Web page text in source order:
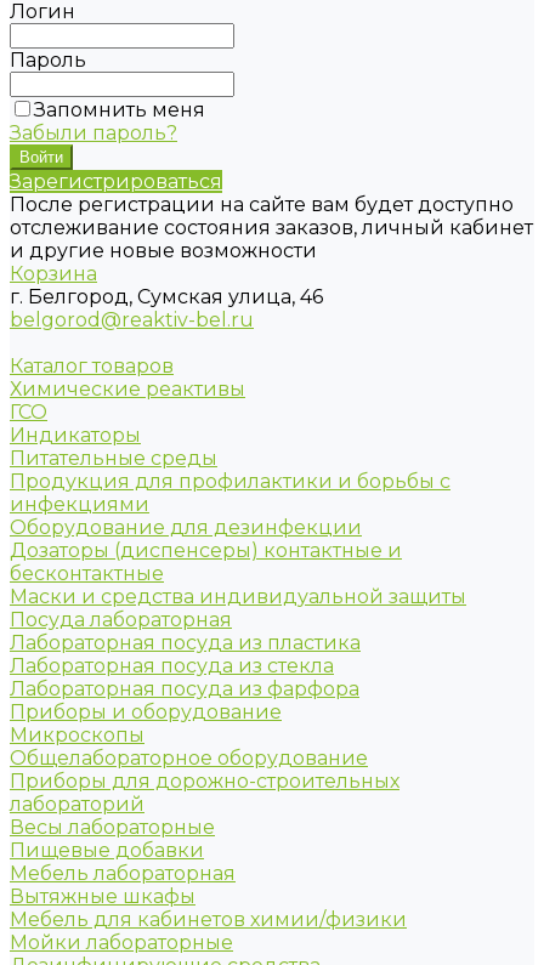
Логин
Пароль
Запомнить меня
Забыли пароль?
Зарегистрироваться
После регистрации на сайте вам будет доступно
отслеживание состояния заказов, личный кабинет
и другие новые возможности
Корзина
г. Белгород, Сумская улица, 46
belgorod@reaktiv-bel.ru
Каталог товаров
Химические реактивы
ГСО
Индикаторы
Питательные среды
Продукция для профилактики и борьбы с
инфекциями
Оборудование для дезинфекции
Дозаторы (диспенсеры) контактные и
бесконтактные
Маски и средства индивидуальной защиты
Посуда лабораторная
Лабораторная посуда из пластика
Лабораторная посуда из стекла
Лабораторная посуда из фарфора
Приборы и оборудование
Микроскопы
Общелабораторное оборудование
Приборы для дорожно-строительных
лабораторий
Весы лабораторные
Пищевые добавки
Мебель лабораторная
Вытяжные шкафы
Мебель для кабинетов химии/физики
Мойки лабораторные